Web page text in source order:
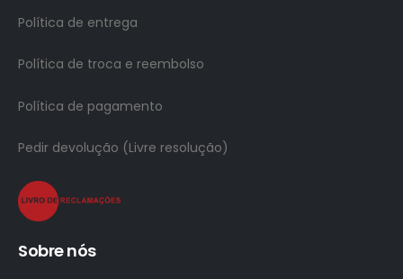
Política de entrega
Política de troca e reembolso
Política de pagamento
Pedir devolução (Livre resolução)
Sobre nós